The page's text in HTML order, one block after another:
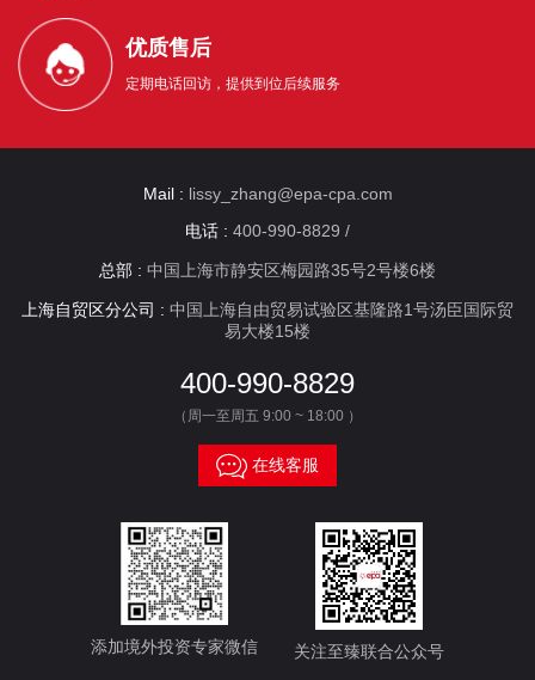
优质售后
定期电话回访，提供到位后续服务
Mail : lissy_zhang@epa-cpa.com
电话 : 400-990-8829 /
总部 : 中国上海市静安区梅园路35号2号楼6楼
上海自贸区分公司 : 中国上海自由贸易试验区基隆路1号汤臣国际贸
易大楼15楼
400-990-8829
（周一至周五 9:00 ~ 18:00 ）
 在线客服
添加境外投资专家微信 关注至臻联合公众号